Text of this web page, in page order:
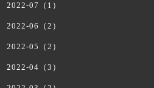
2022-07（1）
2022-06（2）
2022-05（2）
2022-04（3）